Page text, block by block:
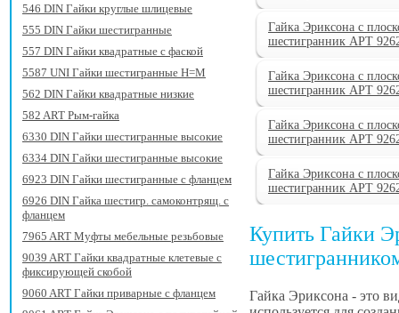
546 DIN Гайки круглые шлицевые
555 DIN Гайки шестигранные
557 DIN Гайки квадратные с фаской
5587 UNI Гайки шестигранные H=M
562 DIN Гайки квадратные низкие
582 ART Рым-гайка
6330 DIN Гайки шестигранные высокие
6334 DIN Гайки шестигранные высокие
6923 DIN Гайки шестигранные с фланцем
6926 DIN Гайка шестигр. самоконтрящ. с
фланцем
7965 ART Муфты мебельные резьбовые
9039 ART Гайки квадратные клетевые с
фиксирующей скобой
9060 ART Гайки приварные с фланцем
Гайка Эриксона с
шестигранник АРТ
Гайка Эриксона с
шестигранник АРТ
Гайка Эриксона с
шестигранник АРТ
Гайка Эриксона с
шестигранник АРТ
Купить Гайки
Гайка Эриксона - это